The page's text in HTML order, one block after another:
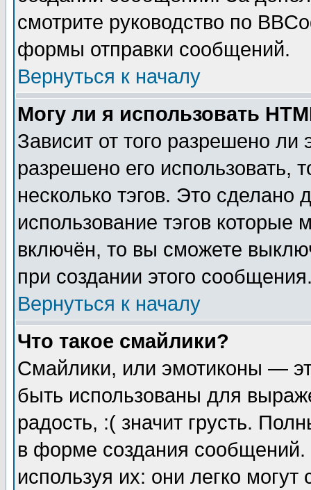
смотрите руководство по
формы отправки сообщений.
Вернуться к началу
Могу ли я использовать
Зависит от того разрешено
разрешено его использовать,
несколько тэгов. Это сделано
использование тэгов
включён, то вы сможете
при создании этого
Вернуться к началу
Что такое смайлики?
Смайлики, или эмотиконы —
быть использованы для
радость, :( значит грусть.
в форме создания сообщений.
используя их: они легко